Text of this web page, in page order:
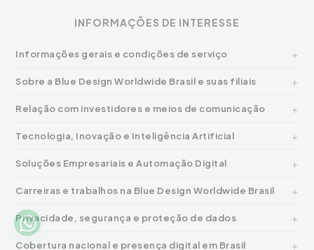
INFORMAÇÕES DE INTERESSE
Informações gerais e condições de serviço
Sobre a Blue Design Worldwide Brasil e suas filiais
Relação com investidores e meios de comunicação
Tecnologia, Inovação e Inteligência Artificial
Soluções Empresariais e Automação Digital
Carreiras e trabalhos na Blue Design Worldwide Brasil
Privacidade, segurança e proteção de dados
Cobertura nacional e presença digital em Brasil